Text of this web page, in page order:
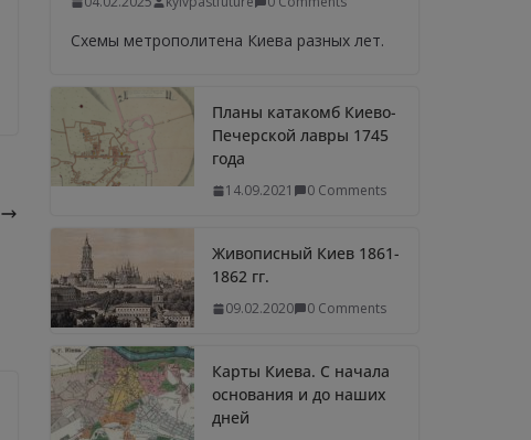
Схемы метрополитена Киева разных лет.
Планы катакомб Киево-
Печерской лавры 1745
года
14.09.2021 0 Comments
Живописный Киев 1861-
1862 гг.
09.02.2020 0 Comments
Карты Киева. С начала
основания и до наших
дней